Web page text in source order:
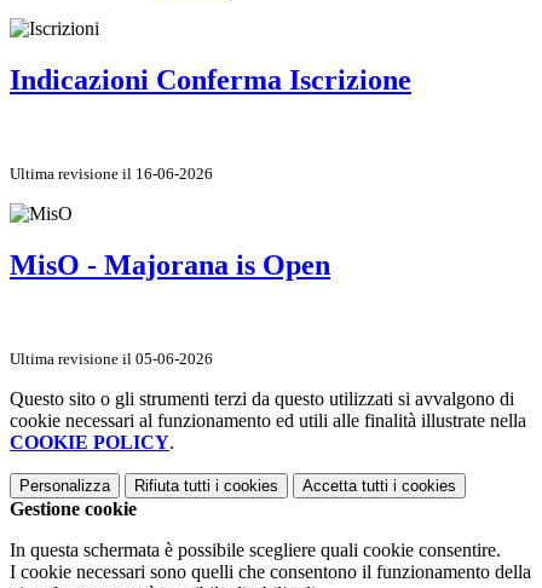
Indicazioni Conferma Iscrizione
Ultima revisione il 16-06-2026
MisO - Majorana is Open
Ultima revisione il 05-06-2026
Questo sito o gli strumenti terzi da questo utilizzati si avvalgono di
cookie necessari al funzionamento ed utili alle finalità illustrate nella
COOKIE POLICY.
Personalizza Rifiuta tutti i cookies Accetta tutti i cookies
Gestione cookie
In questa schermata è possibile scegliere quali cookie consentire.
I cookie necessari sono quelli che consentono il funzionamento della